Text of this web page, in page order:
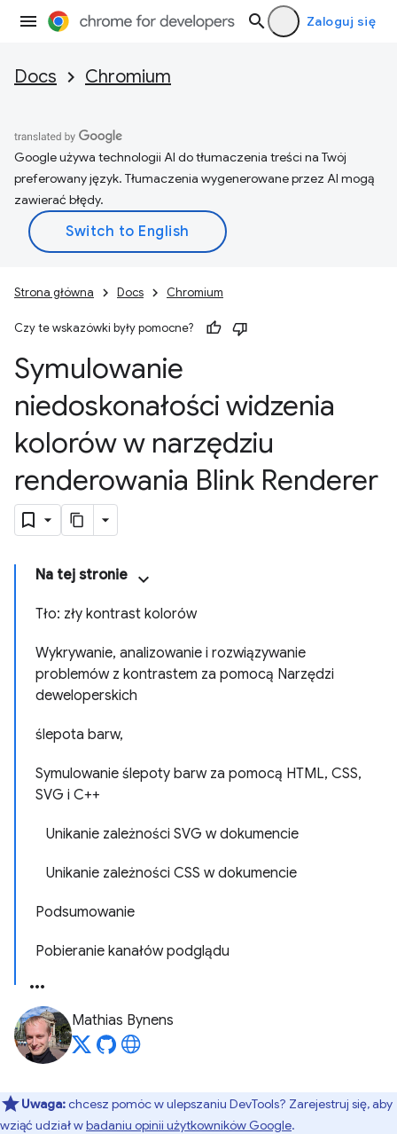
Zaloguj się
Docs Chromium
Google używa technologii AI do tłumaczenia treści na Twój
preferowany język. Tłumaczenia wygenerowane przez AI mogą
zawierać błędy.
Strona główna Docs Chromium
Czy te wskazówki były pomocne?
Symulowanie
niedoskonałości widzenia
kolorów w narzędziu
renderowania Blink Renderer
Na tej stronie
Tło: zły kontrast kolorów
Wykrywanie, analizowanie i rozwiązywanie
problemów z kontrastem za pomocą Narzędzi
deweloperskich
ślepota barw,
Symulowanie ślepoty barw za pomocą HTML, CSS,
SVG i C++
Unikanie zależności SVG w dokumencie
Unikanie zależności CSS w dokumencie
Podsumowanie
Pobieranie kanałów podglądu
Mathias Bynens
Uwaga:chcesz pomóc w ulepszaniu DevTools? Zarejestruj się, aby
wziąć udział wbadaniu opinii użytkowników Google.